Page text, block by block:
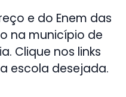
e do Enem das
na município de
Clique nos links
escola desejada.